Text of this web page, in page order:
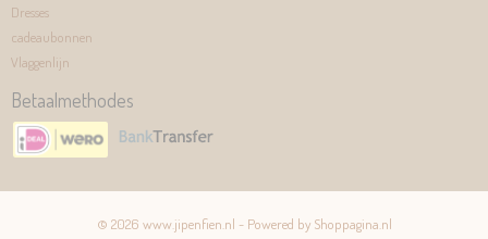
Dresses
cadeaubonnen
Vlaggenlijn
Betaalmethodes
© 2026 www.jipenfien.nl - Powered by Shoppagina.nl